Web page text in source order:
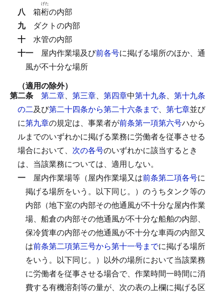
八
箱桁
げた
の内部
九
ダクトの内部
十
水管の内部
十一
屋内作業場及び前各号に掲げる場所のほか、通
風が不十分な場所
（適用の除外）
第二条
第二章、 第三章、 第四章中第十九条、 第十九条
の二及び第二十四条から第二十六条まで、 第七章並び
に第九章の規定は、事業者が前条第一項第六号ハから
ルまでのいずれかに掲げる業務に労働者を従事させる
場合において、 次の各号のいずれかに該当するとき
は、当該業務については、適用しない。
一
屋内作業場等（屋内作業場又は前条第二項各号に
掲げる場所をいう。以下同じ。）のうちタンク等の
内部（地下室の内部その他通風が不十分な屋内作業
場、船倉の内部その他通風が不十分な船舶の内部、
保冷貨車の内部その他通風が不十分な車両の内部又
は前条第二項第三号から第十一号までに掲げる場所
をいう。以下同じ。）以外の場所において当該業務
に労働者を従事させる場合で、作業時間一時間に消
費する有機溶剤等の量が、次の表の上欄に掲げる区